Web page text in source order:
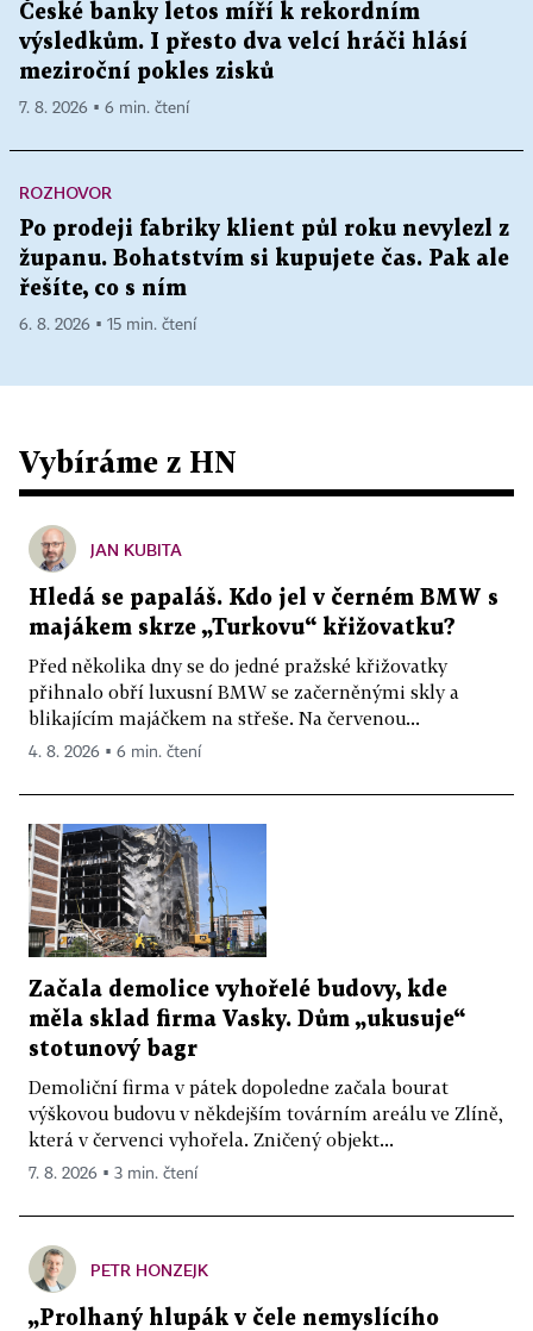
České banky letos míří k rekordním
výsledkům. I přesto dva velcí hráči hlásí
meziroční pokles zisků
7. 8. 2026 ▪ 6 min. čtení
ROZHOVOR
Po prodeji fabriky klient půl roku nevylezl z
županu. Bohatstvím si kupujete čas. Pak ale
řešíte, co s ním
6. 8. 2026 ▪ 15 min. čtení
Vybíráme z HN
JAN KUBITA
Hledá se papaláš. Kdo jel v černém BMW s
majákem skrze „Turkovu“ křižovatku?
Před několika dny se do jedné pražské křižovatky
přihnalo obří luxusní BMW se začerněnými skly a
blikajícím majáčkem na střeše. Na červenou...
4. 8. 2026 ▪ 6 min. čtení
Začala demolice vyhořelé budovy, kde
měla sklad firma Vasky. Dům „ukusuje“
stotunový bagr
Demoliční firma v pátek dopoledne začala bourat
výškovou budovu v někdejším továrním areálu ve Zlíně,
která v červenci vyhořela. Zničený objekt...
7. 8. 2026 ▪ 3 min. čtení
PETR HONZEJK
„Prolhaný hlupák v čele nemyslícího